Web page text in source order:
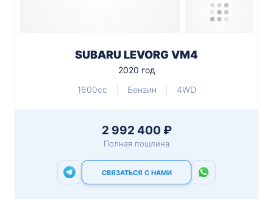
SUBARU LEVORG VM4
2020 год
1600cc
Бензин 4WD
2 992 400 ₽
Полная пошлина
СВЯЗАТЬСЯ С НАМИ